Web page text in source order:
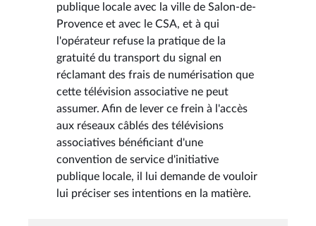
publique locale avec la ville de Salon-de-
Provence et avec le CSA, et à qui
l'opérateur refuse la pratique de la
gratuité du transport du signal en
réclamant des frais de numérisation que
cette télévision associative ne peut
assumer. Afin de lever ce frein à l'accès
aux réseaux câblés des télévisions
associatives bénéficiant d'une
convention de service d'initiative
publique locale, il lui demande de vouloir
lui préciser ses intentions en la matière.